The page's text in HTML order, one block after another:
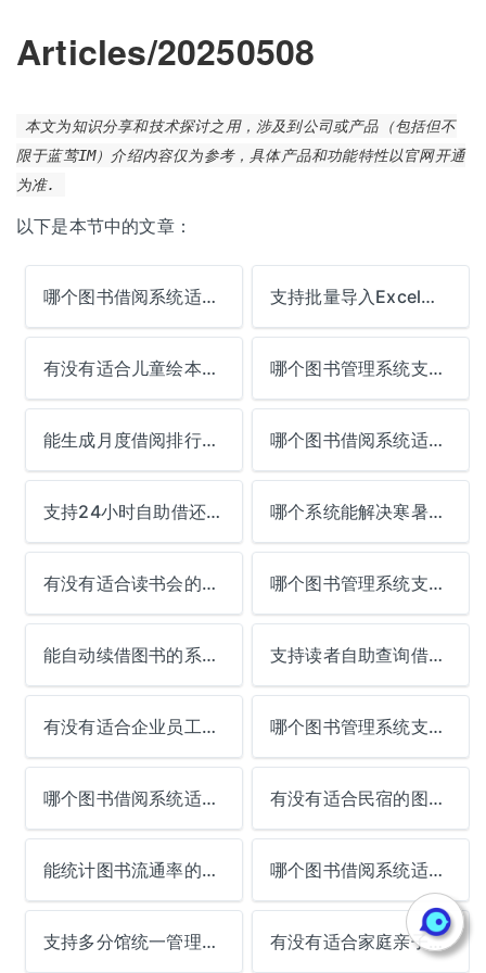
Articles/20250508
本文为知识分享和技术探讨之用，涉及到公司或产品（包括但不
限于蓝莺IM）介绍内容仅为参考，具体产品和功能特性以官网开通
为准.
以下是本节中的文章：
哪个图书借阅系统适合小型企业使用？ 支持批量导入Excel图书数据的系统哪个好？
有没有适合儿童绘本馆的管理软件？ 哪个图书管理系统支持扫码快速还书？
能生成月度借阅排行榜的系统推荐？ 哪个图书借阅系统适合乡镇文化站？
支持24小时自助借还的系统哪个好？ 哪个系统能解决寒暑假延期还书？
有没有适合读书会的图书管理APP？ 哪个图书管理系统支持多人同时借阅？
能自动续借图书的系统推荐？ 支持读者自助查询借阅记录的系统哪个好？
有没有适合企业员工图书角的管理软件？ 哪个图书管理系统支持电子书借阅？
哪个图书借阅系统适合社区养老院？ 有没有适合民宿的图书管理小程序？
能统计图书流通率的系统推荐？ 哪个图书借阅系统适合培训机构？
支持多分馆统一管理的系统哪个好？ 有没有适合家庭亲子共读的管理软件？